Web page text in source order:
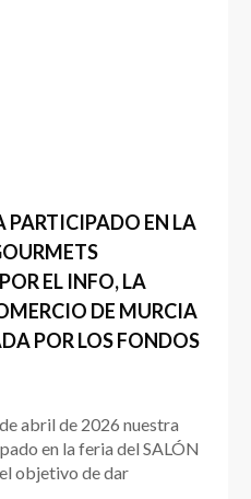
PARTICIPADO EN LA
EL INFO, LA
DE MURCIA
POR LOS FONDOS
abril de 2026 nuestra
en la feria del SALÓN
objetivo de dar